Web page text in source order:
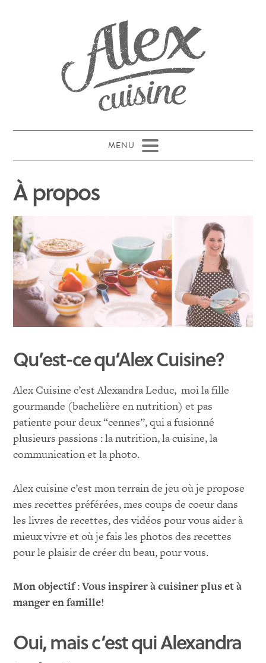
À propos
Qu’est-ce qu’Alex Cuisine?
Alex Cuisine c’est Alexandra Leduc, moi la fille
gourmande (bachelière en nutrition) et pas
patiente pour deux “cennes”, qui a fusionné
plusieurs passions : la nutrition, la cuisine, la
communication et la photo.
Alex cuisine c’est mon terrain de jeu où je propose
mes recettes préférées, mes coups de coeur dans
les livres de recettes, des vidéos pour vous aider à
mieux vivre et où je fais les photos des recettes
pour le plaisir de créer du beau, pour vous.
Mon objectif : Vous inspirer à cuisiner plus et à
manger en famille!
Oui, mais c’est qui Alexandra